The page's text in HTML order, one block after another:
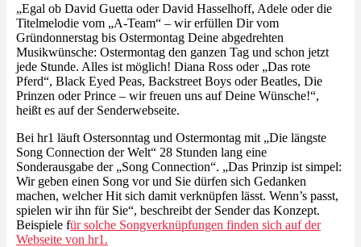
„Egal ob David Guetta oder David Hasselhoff, Adele oder die
Titelmelodie vom „A-Team“ – wir erfüllen Dir vom
Gründonnerstag bis Ostermontag Deine abgedrehten
Musikwünsche: Ostermontag den ganzen Tag und schon jetzt
jede Stunde. Alles ist möglich! Diana Ross oder „Das rote
Pferd“, Black Eyed Peas, Backstreet Boys oder Beatles, Die
Prinzen oder Prince – wir freuen uns auf Deine Wünsche!“,
heißt es auf der Senderwebseite.
Bei hr1 läuft Ostersonntag und Ostermontag mit „Die längste
Song Connection der Welt“ 28 Stunden lang eine
Sonderausgabe der „Song Connection“. „Das Prinzip ist simpel:
Wir geben einen Song vor und Sie dürfen sich Gedanken
machen, welcher Hit sich damit verknüpfen lässt. Wenn’s passt,
spielen wir ihn für Sie“, beschreibt der Sender das Konzept.
Beispiele für solche Songverknüpfungen finden sich auf der
Webseite von hr1.